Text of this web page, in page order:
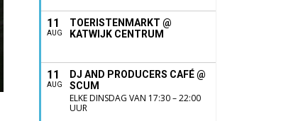
11
AUG
TOERISTENMARKT @
KATWIJK CENTRUM
11
AUG
DJ AND PRODUCERS CAFÉ @
SCUM
ELKE DINSDAG VAN 17:30 – 22:00
UUR